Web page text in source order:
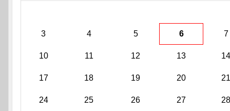
3 4 5 6 7
10 11 12 13 14
17 18 19 20 21
24 25 26 27 28